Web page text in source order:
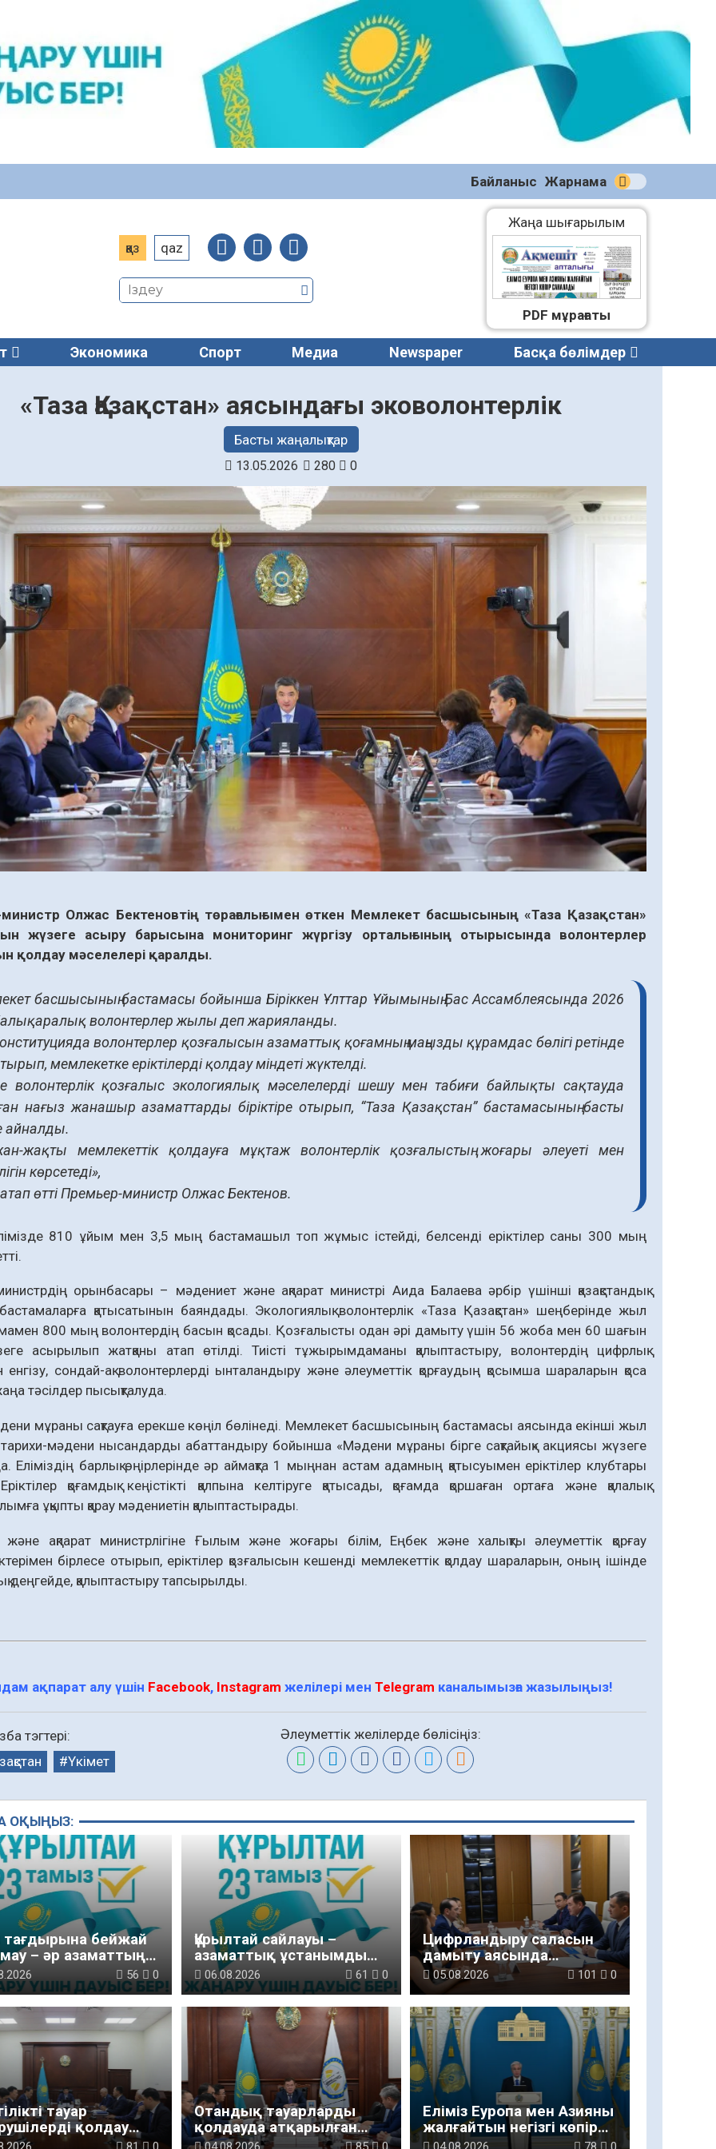
Байланыс Жарнама
қаз qaz
Жаңа шығарылым
(2270)
04.08.2026
PDF мұрағаты
Экономика Спорт Медиа Newspaper Басқа бөлімдер
«Таза Қазақстан» аясындағы эковолонтерлік
Басты жаңалықтар
13.05.2026 280 0
Олжас Бектеновтің төрағалығымен өткен Мемлекет басшысының «Таза Қазақстан»
жүзеге асыру барысына мониторинг жүргізу орталығының отырысында волонтерлер
қолдау мәселелері қаралды.
басшысының бастамасы бойынша Біріккен Ұлттар Ұйымының Бас Ассамблеясында 2026
волонтерлер жылы деп жарияланды.
волонтерлер қозғалысын азаматтық қоғамның маңызды құрамдас бөлігі ретінде
мемлекетке еріктілерді қолдау міндеті жүктелді.
волонтерлік қозғалыс экологиялық мәселелерді шешу мен табиғи байлықты сақтауда
нағыз жанашыр азаматтарды біріктіре отырып, “Таза Қазақстан” бастамасының басты
айналды.
жақты мемлекеттік қолдауға мұқтаж волонтерлік қозғалыстың жоғары әлеуеті мен
көрсетеді»,
өтті Премьер-министр Олжас Бектенов.
810 ұйым мен 3,5 мың бастамашыл топ жұмыс істейді, белсенді еріктілер саны 300 мың
орынбасары – мәдениет және ақпарат министрі Аида Балаева әрбір үшінші қазақстандық
қатысатынын баяндады. Экологиялық волонтерлік «Таза Қазақстан» шеңберінде жыл
800 мың волонтердің басын қосады. Қозғалысты одан әрі дамыту үшін 56 жоба мен 60 шағын
асырылып жатқаны атап өтілді. Тиісті тұжырымдаманы қалыптастыру, волонтердің цифрлық
енгізу, сондай-ақ волонтерлерді ынталандыру және әлеуметтік қорғаудың қосымша шараларын қоса
тәсілдер пысықталуда.
мұраны сақтауға ерекше көңіл бөлінеді. Мемлекет басшысының бастамасы аясында екінші жыл
тарихи-мәдени нысандарды абаттандыру бойынша «Мәдени мұраны бірге сақтайық» акциясы жүзеге
Еліміздің барлық өңірлерінде әр аймақта 1 мыңнан астам адамның қатысуымен еріктілер клубтары
қоғамдық кеңістікті қалпына келтіруге қатысады, қоғамда қоршаған ортаға және қалалық
ұқыпты қарау мәдениетін қалыптастырады.
ақпарат министрлігіне Ғылым және жоғары білім, Еңбек және халықты әлеуметтік қорғау
бірлесе отырып, еріктілер қозғалысын кешенді мемлекеттік қолдау шараларын, оның ішінде
деңгейде, қалыптастыру тапсырылды.
ақпарат алу үшін Facebook, Instagram желілері менTelegram каналымызға жазылыңыз!
тэгтері:
Үкімет
Әлеуметтік желілерде бөлісіңіз:
ОҚЫҢЫЗ:
тағдырына бейжай
– әр азаматтың
56 0
Құрылтай сайлауы –
азаматтық ұстанымды
танытатын маңызды
қадам
06.08.2026 61 0
Цифрландыру саласын
дамыту аясында
салынатын жаңа
орталықтың жобасы
талқыланды
05.08.2026 101 0
тауар
қолдау
күшейтілуде
Отандық тауарларды
қолдауда атқарылған
жұмыстар талқыланды
Еліміз Еуропа мен Азияны
жалғайтын негізгі көпір
саналады